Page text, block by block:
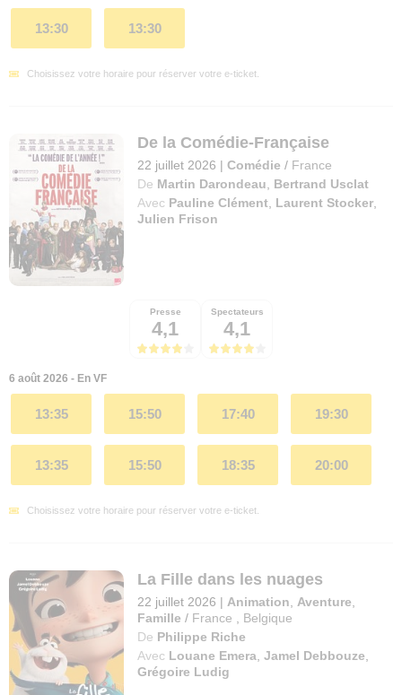
13:30 13:30
Choisissez votre horaire pour réserver votre e-ticket.
De la Comédie-Française
22 juillet 2026 | Comédie / France
De Martin Darondeau
Bertrand Usclat
Avec Pauline Clément Laurent Stocker
Julien Frison
Presse
4,1
Spectateurs
4,1
6 août 2026 - En VF
13:35 15:50 17:40 19:30
13:35 15:50 18:35 20:00
Choisissez votre horaire pour réserver votre e-ticket.
La Fille dans les nuages
22 juillet 2026 | Animation Aventure
Famille / France
Belgique
De Philippe Riche
Avec Louane Emera ,Jamel Debbouze
Grégoire Ludig